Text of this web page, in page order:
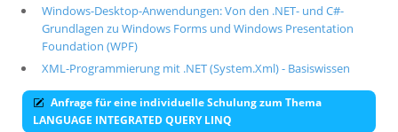
Windows-Desktop-Anwendungen: Von den .NET- und C#-
Grundlagen zu Windows Forms und Windows Presentation
Foundation (WPF)
XML-Programmierung mit .NET (System.Xml) - Basiswissen
Anfrage für eine individuelle Schulung zum Thema
LANGUAGE INTEGRATED QUERY LINQ